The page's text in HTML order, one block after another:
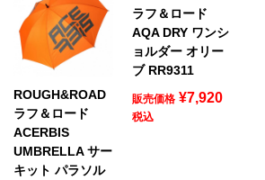
ROUGH&ROAD
ラフ＆ロード
ACERBIS
UMBRELLA サー
キット パラソル
ラフ＆ロード
AQA DRY ワンシ
ョルダー オリー
ブ RR9311
販売価格 ¥7,920
税込